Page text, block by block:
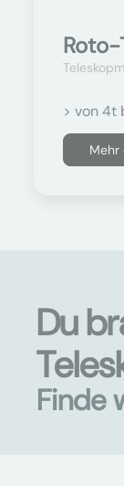
> von 4t
Mehr
Du
Finde